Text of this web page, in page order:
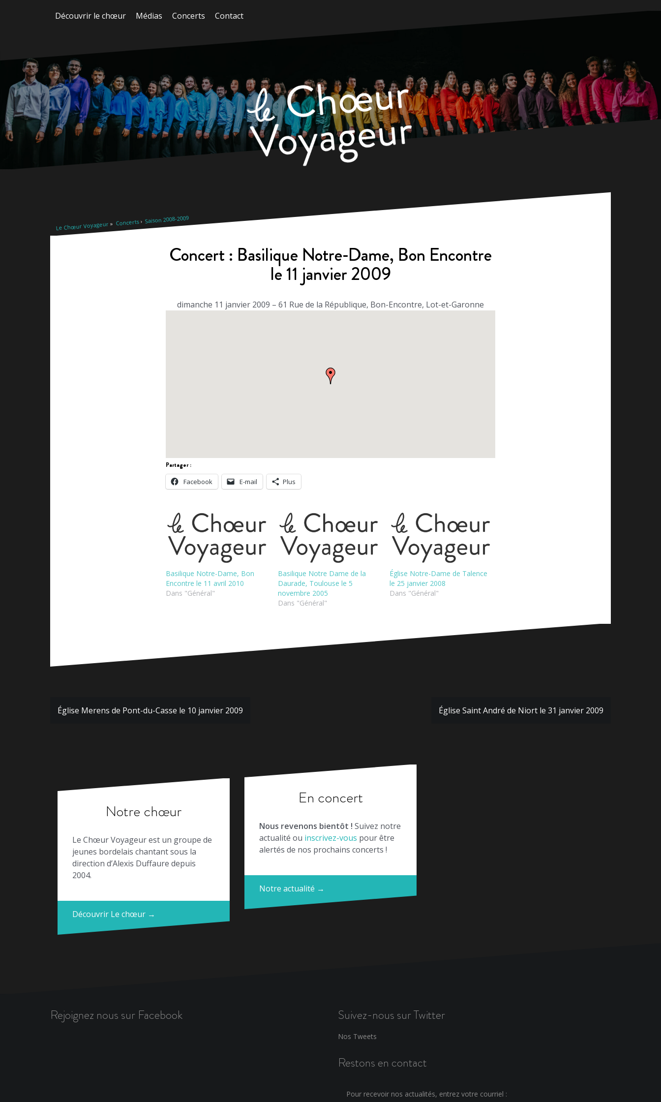
Découvrir le chœur Médias Concerts Contact
Le Chœur Voyageur Concerts Saison 2008-2009
Concert : Basilique Notre-Dame, Bon Encontre
le 11 janvier 2009
dimanche 11 janvier 2009 – 61 Rue de la République, Bon-Encontre, Lot-et-Garonne
Partager :
Facebook
E-mail Plus
Basilique Notre-Dame, Bon
Encontre le 11 avril 2010
Dans "Général"
Basilique Notre Dame de la
Daurade, Toulouse le 5
novembre 2005
Dans "Général"
Église Notre-Dame de Talence
le 25 janvier 2008
Dans "Général"
Navigation
de
Église Merens de Pont-du-Casse le 10 janvier 2009 Église Saint André de Niort le 31 janvier 2009
Notre chœur
Le Chœur Voyageur est un groupe de
jeunes bordelais chantant sous la
direction d’Alexis Duffaure depuis
2004.
Découvrir Le chœur →
En concert
Nous revenons bientôt ! Suivez notre
actualité ou inscrivez-vous pour être
alertés de nos prochains concerts !
Notre actualité →
Rejoignez nous sur Facebook Suivez-nous sur Twitter
Nos Tweets
Restons en contact
Pour recevoir nos actualités, entrez votre courriel :